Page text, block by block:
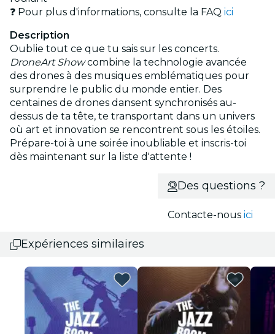
❓ Pour plus d'informations, consulte la FAQ ici
Description
Oublie tout ce que tu sais sur les concerts.
DroneArt Showcombine la technologie avancée
des drones à des musiques emblématiques pour
surprendre le public du monde entier. Des
centaines de drones dansent synchronisés au-
dessus de ta tête, te transportant dans un univers
où art et innovation se rencontrent sous les étoiles.
Prépare-toi à une soirée inoubliable et inscris-toi
dès maintenant sur la liste d'attente !
Des questions ?
Contacte-nousici
Expériences similaires